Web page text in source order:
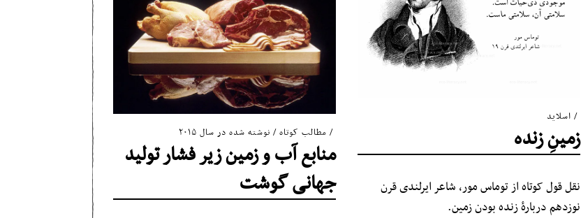
اسلاید
زمینِ زنده
نقل قول کوتاه از توماس مور، شاعر ایرلندی قرن
نوزدهم دربارهٔ زنده بودن زمین.
مطالب کوتاه/ نوشته شده در سال ۲۰۱۵
منابع آب و زمین زیر فشار تولید
جهانی گوشت